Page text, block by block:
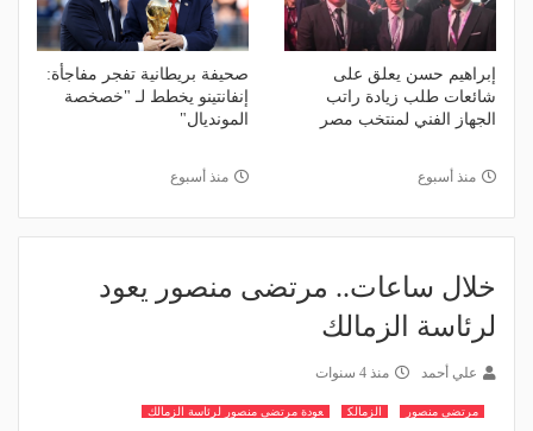
إبراهيم حسن يعلق على
شائعات طلب زيادة راتب
الجهاز الفني لمنتخب مصر
منذ أسبوع
صحيفة بريطانية تفجر مفاجأة:
إنفانتينو يخطط لـ "خصخصة
المونديال"
منذ أسبوع
خلال ساعات.. مرتضى منصور يعود
لرئاسة الزمالك
علي أحمد منذ 4 سنوات
مرتضى منصور الزمالك عودة مرتضى منصور لرئاسة الزمالك